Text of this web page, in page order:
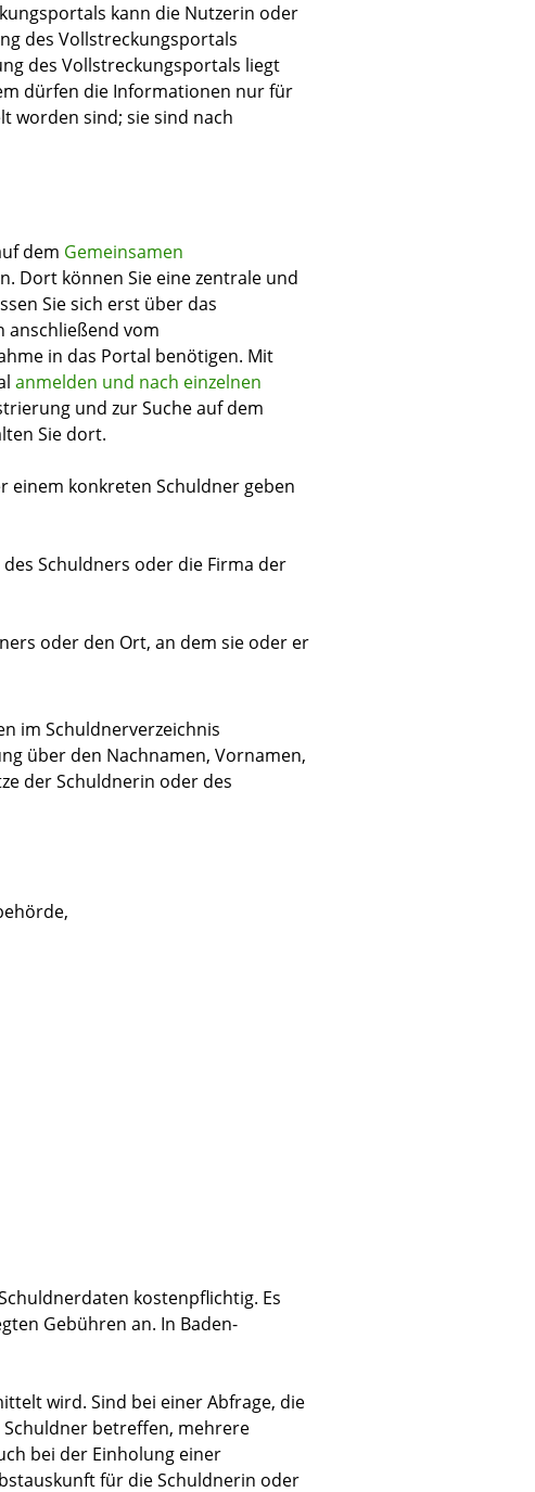
kann die Nutzerin oder
des Vollstreckungsportals
des Vollstreckungsportals liegt
dürfen die Informationen nur für
worden sind; sie sind nach
dem Gemeinsamen
Dort können Sie eine zentrale und
Sie sich erst über das
anschließend vom
in das Portal benötigen. Mit
anmelden und nach einzelnen
und zur Suche auf dem
Sie dort.
einem konkreten Schuldner geben
Schuldners oder die Firma der
oder den Ort, an dem sie oder er
im Schuldnerverzeichnis
über den Nachnamen, Vornamen,
der Schuldnerin oder des
kostenpflichtig. Es
Gebühren an. In Baden-
wird. Sind bei einer Abfrage, die
betreffen, mehrere
bei der Einholung einer
für die Schuldnerin oder